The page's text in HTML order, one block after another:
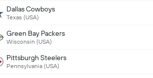
Dallas Cowboys
Texas (USA)
Green Bay Packers
Wisconsin (USA)
Pittsburgh Steelers
Pennsylvania (USA)